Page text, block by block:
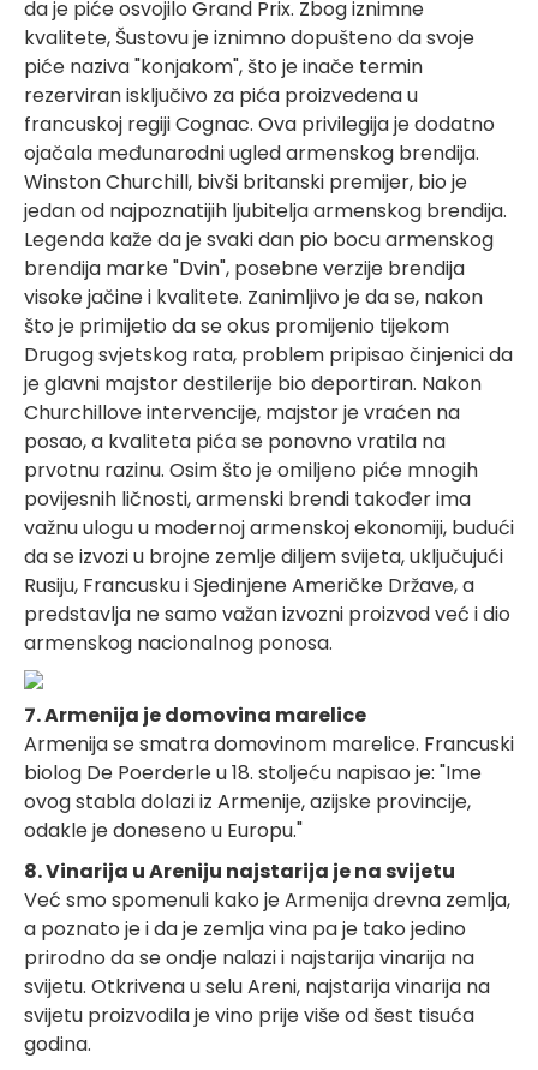
da je piće osvojilo Grand Prix. Zbog iznimne
kvalitete, Šustovu je iznimno dopušteno da svoje
piće naziva "konjakom", što je inače termin
rezerviran isključivo za pića proizvedena u
francuskoj regiji Cognac. Ova privilegija je dodatno
ojačala međunarodni ugled armenskog brendija.
Winston Churchill, bivši britanski premijer, bio je
jedan od najpoznatijih ljubitelja armenskog brendija.
Legenda kaže da je svaki dan pio bocu armenskog
brendija marke "Dvin", posebne verzije brendija
visoke jačine i kvalitete. Zanimljivo je da se, nakon
što je primijetio da se okus promijenio tijekom
Drugog svjetskog rata, problem pripisao činjenici da
je glavni majstor destilerije bio deportiran. Nakon
Churchillove intervencije, majstor je vraćen na
posao, a kvaliteta pića se ponovno vratila na
prvotnu razinu. Osim što je omiljeno piće mnogih
povijesnih ličnosti, armenski brendi također ima
važnu ulogu u modernoj armenskoj ekonomiji, budući
da se izvozi u brojne zemlje diljem svijeta, uključujući
Rusiju, Francusku i Sjedinjene Američke Države, a
predstavlja ne samo važan izvozni proizvod već i dio
armenskog nacionalnog ponosa.
7. Armenija je domovina marelice
Armenija se smatra domovinom marelice. Francuski
biolog De Poerderle u 18. stoljeću napisao je: "Ime
ovog stabla dolazi iz Armenije, azijske provincije,
odakle je doneseno u Europu."
8. Vinarija u Areniju najstarija je na svijetu
Već smo spomenuli kako je Armenija drevna zemlja,
a poznato je i da je zemlja vina pa je tako jedino
prirodno da se ondje nalazi i najstarija vinarija na
svijetu. Otkrivena u selu Areni, najstarija vinarija na
svijetu proizvodila je vino prije više od šest tisuća
godina.